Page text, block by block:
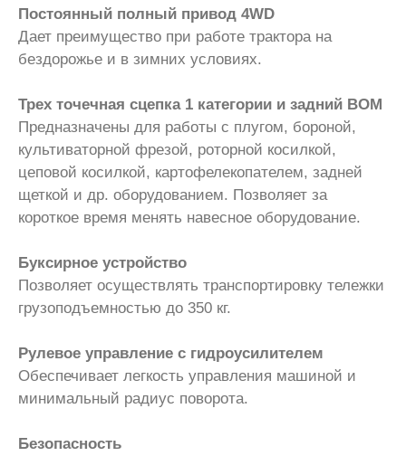
Постоянный полный привод 4WD
Дает преимущество при работе трактора на
бездорожье и в зимних условиях.
Трех точечная сцепка 1 категории и задний ВОМ
Предназначены для работы с плугом, бороной,
культиваторной фрезой, роторной косилкой,
цеповой косилкой, картофелекопателем, задней
щеткой и др. оборудованием. Позволяет за
короткое время менять навесное оборудование.
Буксирное устройство
Позволяет осуществлять транспортировку тележки
грузоподъемностью до 350 кг.
Рулевое управление с гидроусилителем
Обеспечивает легкость управления машиной и
минимальный радиус поворота.
Безопасность